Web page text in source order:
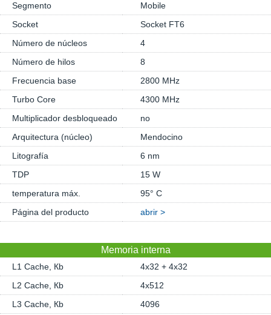
Segmento
Mobile
Socket
Socket FT6
Número de núcleos
4
Número de hilos
8
Frecuencia base
2800 MHz
Turbo Core
4300 MHz
Multiplicador desbloqueado
no
Arquitectura (núcleo)
Mendocino
Litografía
6 nm
TDP
15 W
temperatura máx.
95° C
Página del producto
abrir >
Memoria interna
L1 Cache, Кb
4x32 + 4x32
L2 Cache, Кb
4x512
L3 Cache, Кb
4096